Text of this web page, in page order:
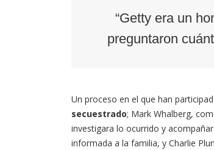
“Getty era un
preguntaron
Un proceso en el que han
secuestrado; Mark Whalberg,
investigara lo ocurrido y
informada a la familia, y Charlie